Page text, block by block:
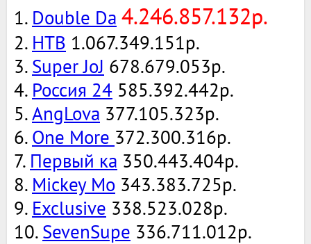
1. Double Da 4.246.857.132р.
2. НТВ 1.067.349.151р.
3. Super JoJ 678.679.053р.
4. Россия 24 585.392.442р.
5.AngLova 377.105.323р.
6. One More 372.300.316р.
7. Первый ка 350.443.404р.
8. Mickey Mo 343.383.725р.
9. Exclusive 338.523.028р.
10. SevenSupe 336.711.012р.